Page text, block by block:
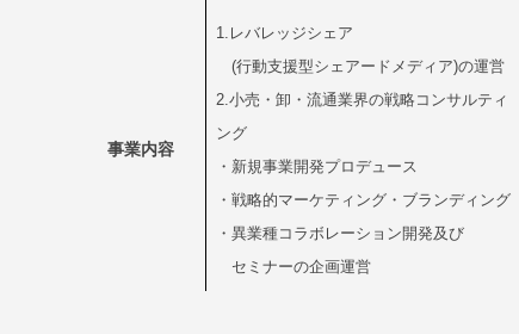
事業内容
1.レバレッジシェア
(行動支援型シェアードメディア)の運営
2.小売・卸・流通業界の戦略コンサルティ
ング
・新規事業開発プロデュース
・戦略的マーケティング・ブランディング
・異業種コラボレーション開発及び
セミナーの企画運営